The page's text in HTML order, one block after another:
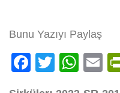
Bunu Yazıyı Paylaş
Facebook
Twitter